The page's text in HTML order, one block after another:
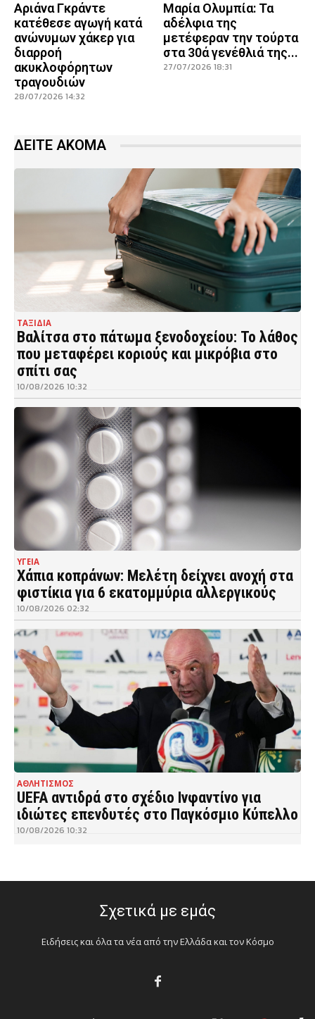
Αριάνα Γκράντε
κατέθεσε αγωγή κατά
ανώνυμων χάκερ για
διαρροή
ακυκλοφόρητων
τραγουδιών
28/07/2026 14:32
Μαρία Ολυμπία: Τα
αδέλφια της
μετέφεραν την τούρτα
στα 30ά γενέθλιά της...
27/07/2026 18:31
ΔΕΙΤΕ ΑΚΟΜΑ
ΤΑΞΙΔΙΑ
Βαλίτσα στο πάτωμα ξενοδοχείου: Το λάθος
που μεταφέρει κοριούς και μικρόβια στο
σπίτι σας
10/08/2026 10:32
ΥΓΕΙΑ
Χάπια κοπράνων: Μελέτη δείχνει ανοχή στα
φιστίκια για 6 εκατομμύρια αλλεργικούς
10/08/2026 02:32
ΑΘΛΗΤΙΣΜΟΣ
UEFA αντιδρά στο σχέδιο Ινφαντίνο για
ιδιώτες επενδυτές στο Παγκόσμιο Κύπελλο
10/08/2026 10:32
Σχετικά με εμάς
Ειδήσεις και όλα τα νέα από την Ελλάδα και τον Κόσμο